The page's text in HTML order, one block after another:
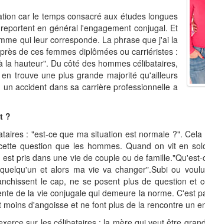
car le temps consacré aux études longues
en général l'engagement conjugal. Et
qui leur corresponde. La phrase que j'ai la
de ces femmes diplômées ou carriéristes :
hauteur". Du côté des hommes célibataires,
trouve une plus grande majorité qu'ailleurs
accident dans sa carrière professionnelle a
?
: "est-ce que ma situation est normale ?".
question que les hommes. Quand on vit en
pris dans une vie de couple ou de
et alors ma vie va changer".Subi ou
le cap, ne se posent plus de question et
de la vie conjugale qui demeure la norme. C'est
d'angoisse et ne font plus de la rencontre un